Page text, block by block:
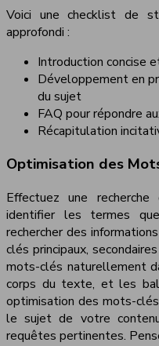
Voici une checklist de
approfondi :
Introduction concise
Développement en
du sujet
FAQ pour répondre
Récapitulation
Optimisation des
Effectuez une
identifier les termes
rechercher des
clés principaux,
mots-clés naturellement
corps du texte, et les
optimisation des mots-
le sujet de votre
requêtes pertinentes.